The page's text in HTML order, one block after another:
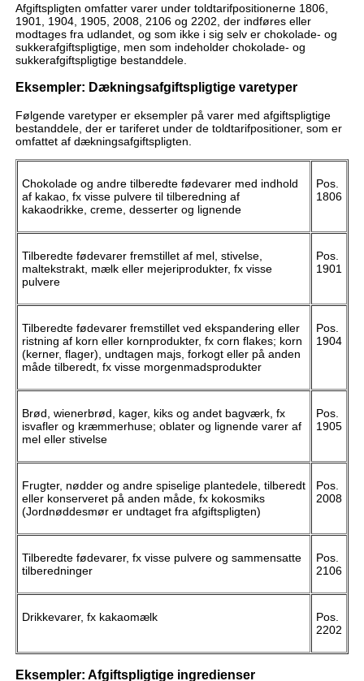
Afgiftspligten omfatter varer under toldtarifpositionerne 1806,
1901, 1904, 1905, 2008, 2106 og 2202, der indføres eller
modtages fra udlandet, og som ikke i sig selv er chokolade- og
sukkerafgiftspligtige, men som indeholder chokolade- og
sukkerafgiftspligtige bestanddele.
Eksempler: Dækningsafgiftspligtige varetyper
Følgende varetyper er eksempler på varer med afgiftspligtige
bestanddele, der er tariferet under de toldtarifpositioner, som er
omfattet af dækningsafgiftspligten.
Chokolade og andre tilberedte fødevarer med indhold
af kakao, fx visse pulvere til tilberedning af
kakaodrikke, creme, desserter og lignende
Pos.
1806
Tilberedte fødevarer fremstillet af mel, stivelse,
maltekstrakt, mælk eller mejeriprodukter, fx visse
pulvere
Pos.
1901
Tilberedte fødevarer fremstillet ved ekspandering eller
ristning af korn eller kornprodukter, fx corn flakes; korn
(kerner, flager), undtagen majs, forkogt eller på anden
måde tilberedt, fx visse morgenmadsprodukter
Pos.
1904
Brød, wienerbrød, kager, kiks og andet bagværk, fx
isvafler og kræmmerhuse; oblater og lignende varer af
mel eller stivelse
Pos.
1905
Frugter, nødder og andre spiselige plantedele, tilberedt
eller konserveret på anden måde, fx kokosmiks
(Jordnøddesmør er undtaget fra afgiftspligten)
Pos.
2008
Tilberedte fødevarer, fx visse pulvere og sammensatte
tilberedninger
Pos.
2106
Drikkevarer, fx kakaomælk
Pos.
2202
Eksempler: Afgiftspligtige ingredienser